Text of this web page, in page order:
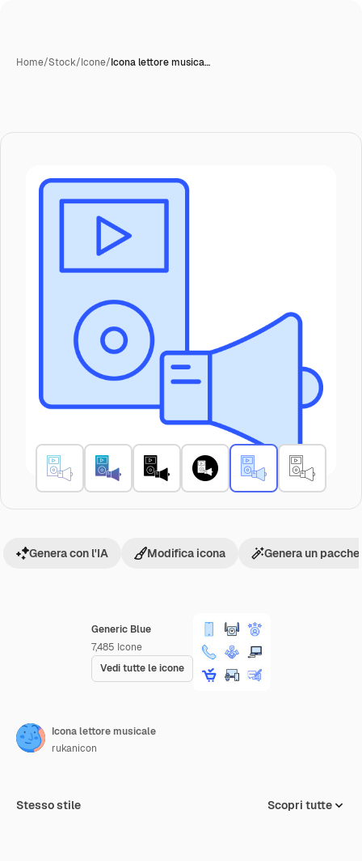
Home/Stock/Icone/Icona lettore musica…
Generic Blue
7,485 Icone
Vedi tutte le icone
Genera con l'IA Modifica icona Genera un
Icona lettore musicale
rukanicon
Stesso stile Scopri tutte